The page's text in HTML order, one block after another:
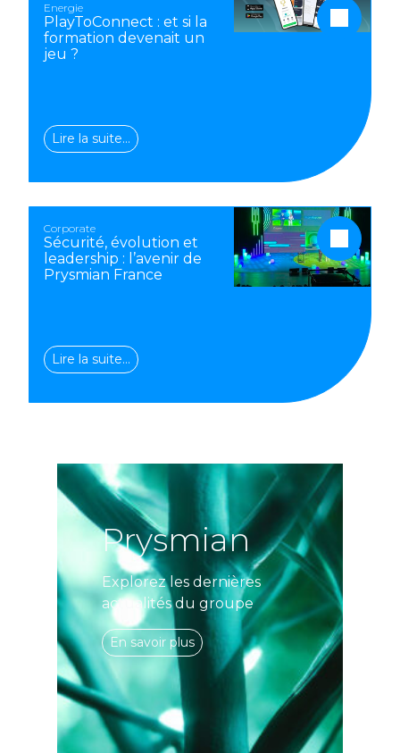
Energie
PlayToConnect : et si la
formation devenait un
jeu ?
Lire la suite…
Corporate
Sécurité, évolution et
leadership : l’avenir de
Prysmian France
Lire la suite…
Prysmian
Explorez les dernières
actualités du groupe
En savoir plus